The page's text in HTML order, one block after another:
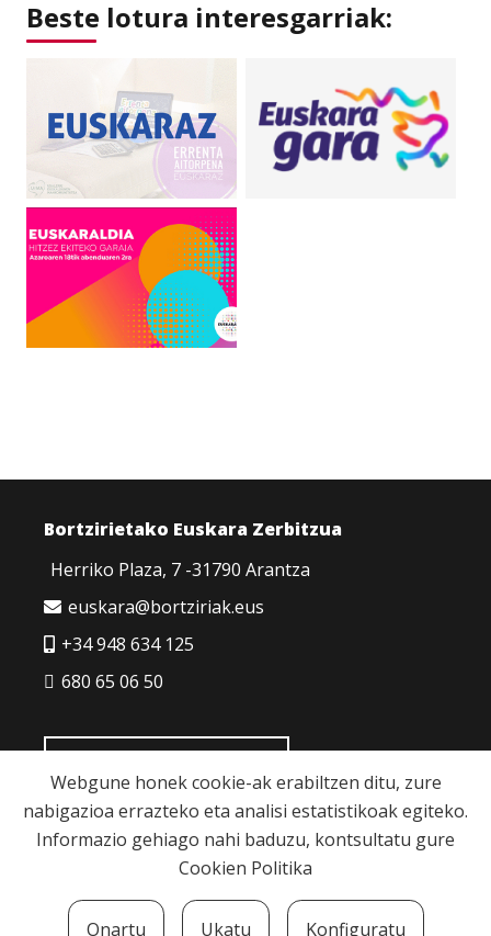
Beste lotura interesgarriak:
Bortzirietako Euskara Zerbitzua
Herriko Plaza, 7 -31790 Arantza
euskara@bortziriak.eus
+34 948 634 125
680 65 06 50
Cookie politika | Pribatutasun politika |
Lege
Webgune honek cookie-ak erabiltzen ditu, zure
nabigazioa errazteko eta analisi estatistikoak egiteko.
Informazio gehiago nahi baduzu, kontsultatu gure
Cookien Politika
Onartu Ukatu Konfiguratu